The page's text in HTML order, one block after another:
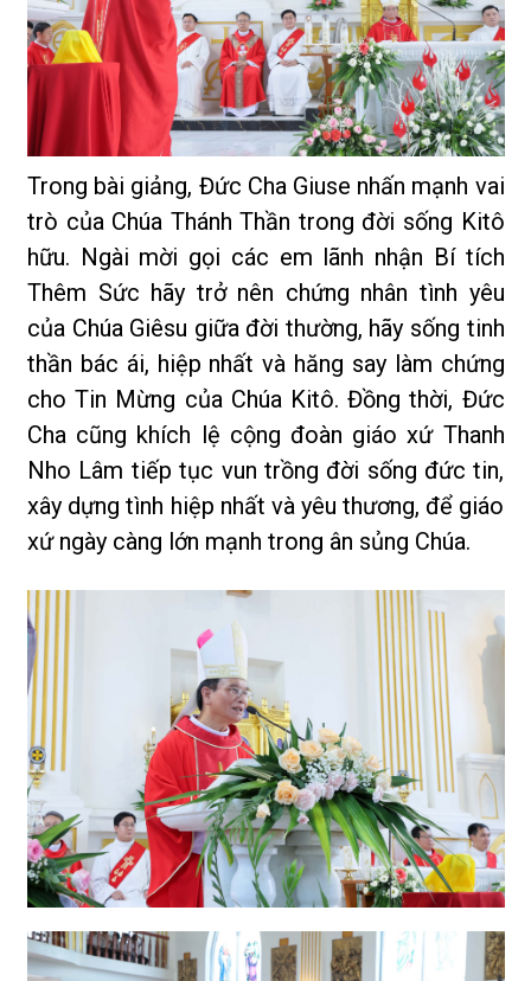
Trong bài giảng, Đức Cha Giuse nhấn mạnh vai
trò của Chúa Thánh Thần trong đời sống Kitô
hữu. Ngài mời gọi các em lãnh nhận Bí tích
Thêm Sức hãy trở nên chứng nhân tình yêu
của Chúa Giêsu giữa đời thường, hãy sống tinh
thần bác ái, hiệp nhất và hăng say làm chứng
cho Tin Mừng của Chúa Kitô. Đồng thời, Đức
Cha cũng khích lệ cộng đoàn giáo xứ Thanh
Nho Lâm tiếp tục vun trồng đời sống đức tin,
xây dựng tình hiệp nhất và yêu thương, để giáo
xứ ngày càng lớn mạnh trong ân sủng Chúa.